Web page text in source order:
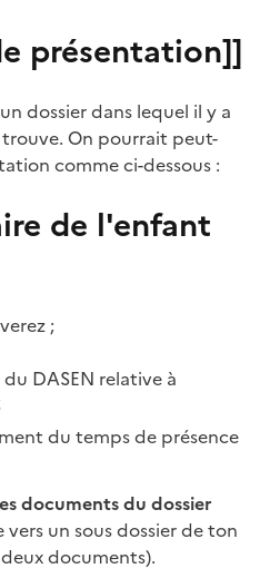
présentation]]
dossier dans lequel il y a
On pourrait peut-
comme ci-dessous :
de l'enfant
;
DASEN relative à
du temps de présence
documents du dossier
un sous dossier de ton
documents).